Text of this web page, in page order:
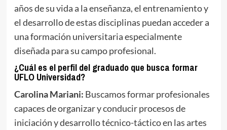
años de su vida a la enseñanza, el entrenamiento y
el desarrollo de estas disciplinas puedan acceder a
una formación universitaria especialmente
diseñada para su campo profesional.
¿Cuál es el perfil del graduado que busca formar
UFLO Universidad?
Carolina Mariani: Buscamos formar profesionales
capaces de organizar y conducir procesos de
iniciación y desarrollo técnico-táctico en las artes